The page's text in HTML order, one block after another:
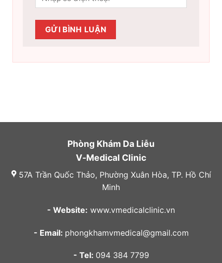
Phòng Khám Da Liễu
V-Medical Clinic
57A Trần Quốc Thảo, Phường Xuân Hòa, TP. Hồ Chí
Minh
- Website: www.vmedicalclinic.vn
- Email: phongkhamvmedical@gmail.com
- Tel: 094 384 7799